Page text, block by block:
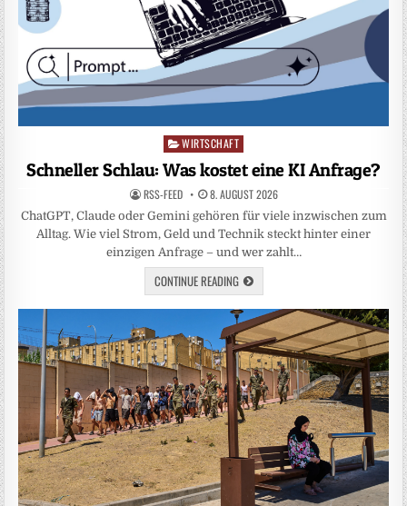
Posted
in
WIRTSCHAFT
Schneller Schlau: Was kostet eine KI Anfrage?
RSS-FEED 8. AUGUST 2026
ChatGPT, Claude oder Gemini gehören für viele inzwischen zum
Alltag. Wie viel Strom, Geld und Technik steckt hinter einer
einzigen Anfrage – und wer zahlt…
CONTINUE READING